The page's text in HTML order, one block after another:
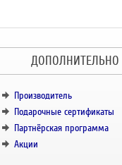
ДОПОЛНИТЕЛЬНО
Производитель
Подарочные сертификаты
Партнёрская программа
Акции